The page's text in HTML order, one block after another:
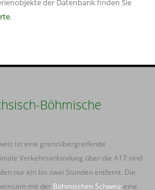
.
Böhmische
ist eine grenzübergreifende
Verkehrsanbindung über die A17 sind
nur ein bis zwei Stunden entfernt. Die
mit der Böhmischen Schweiz eine